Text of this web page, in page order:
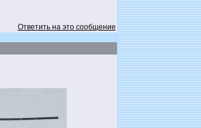
Ответить на это сообщение